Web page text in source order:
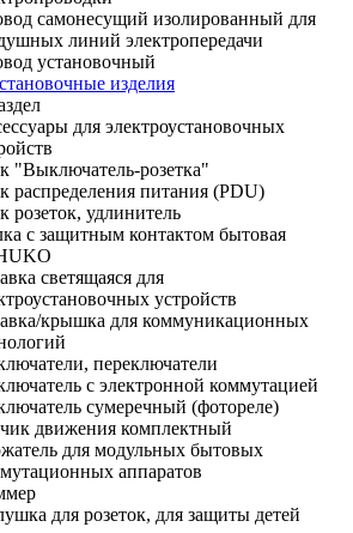
самонесущий изолированный для
линий электропередачи
установочный
изделия
для электроустановочных
"Выключатель-розетка"
распределения питания (PDU)
розеток, удлинитель
с защитным контактом бытовая
светящаяся для
устройств
крышка для коммуникационных
переключатели
с электронной коммутацией
сумеречный (фотореле)
движения комплектный
для модульных бытовых
аппаратов
для розеток, для защиты детей